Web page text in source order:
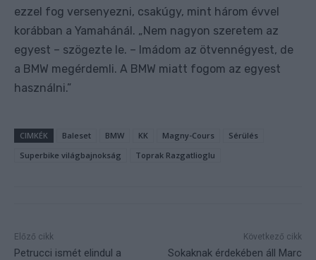
ezzel fog versenyezni, csakúgy, mint három évvel
korábban a Yamahánál. „Nem nagyon szeretem az
egyest – szögezte le. – Imádom az ötvennégyest, de
a BMW megérdemli. A BMW miatt fogom az egyest
használni.”
CIMKÉK Baleset BMW KK Magny-Cours
Sérülés
Superbike világbajnokság
Toprak Razgatlioglu
Előző cikk
Petrucci ismét elindul a
Következő cikk
Sokaknak érdekében áll Marc